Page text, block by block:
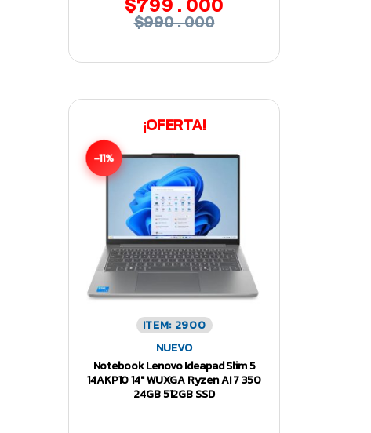
$799.000
$990.000
¡OFERTA!
-11%
ITEM: 2900
NUEVO
Notebook Lenovo Ideapad Slim 5
14AKP10 14″ WUXGA Ryzen AI 7 350
24GB 512GB SSD